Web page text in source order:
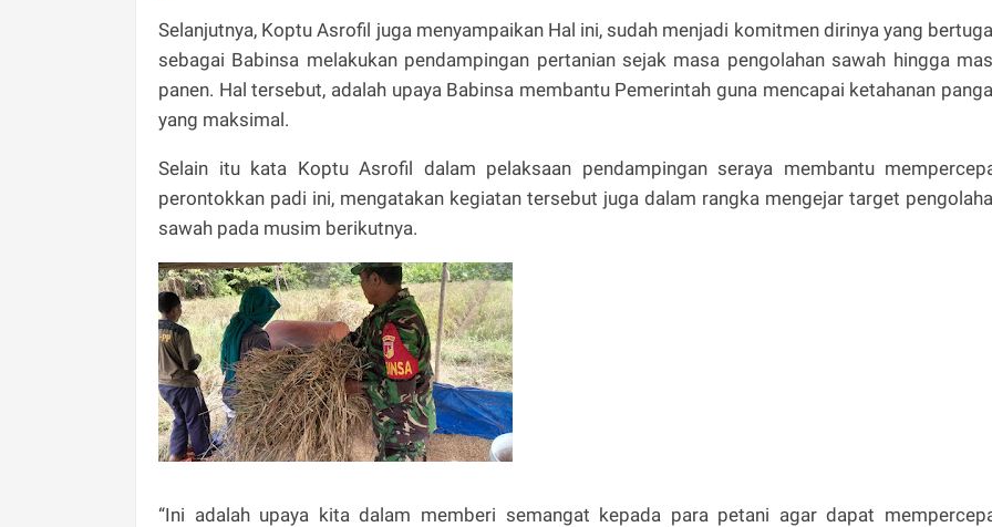
Selanjutnya, Koptu Asrofil juga menyampaikan Hal ini, sudah menjadi komitmen dirinya yang
sebagai Babinsa melakukan pendampingan pertanian sejak masa pengolahan sawah hingga
panen. Hal tersebut, adalah upaya Babinsa membantu Pemerintah guna mencapai ketahanan
yang maksimal.
Selain itu kata Koptu Asrofil dalam pelaksaan pendampingan seraya membantu
perontokkan padi ini, mengatakan kegiatan tersebut juga dalam rangka mengejar target
sawah pada musim berikutnya.
“Ini adalah upaya kita dalam memberi semangat kepada para petani agar dapat